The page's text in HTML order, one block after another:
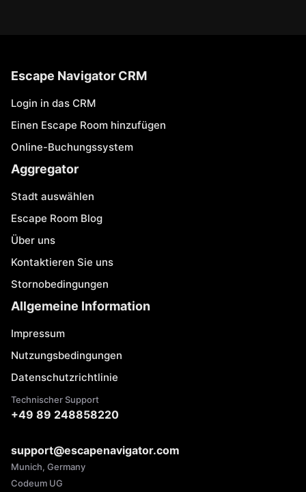
Escape Navigator CRM
Login in das CRM
Einen Escape Room hinzufügen
Online-Buchungssystem
Aggregator
Stadt auswählen
Escape Room Blog
Über uns
Kontaktieren Sie uns
Stornobedingungen
Allgemeine Information
Impressum
Nutzungsbedingungen
Datenschutzrichtlinie
Technischer Support
+49 89 248858220
support@escapenavigator.com
Munich, Germany
Codeum UG